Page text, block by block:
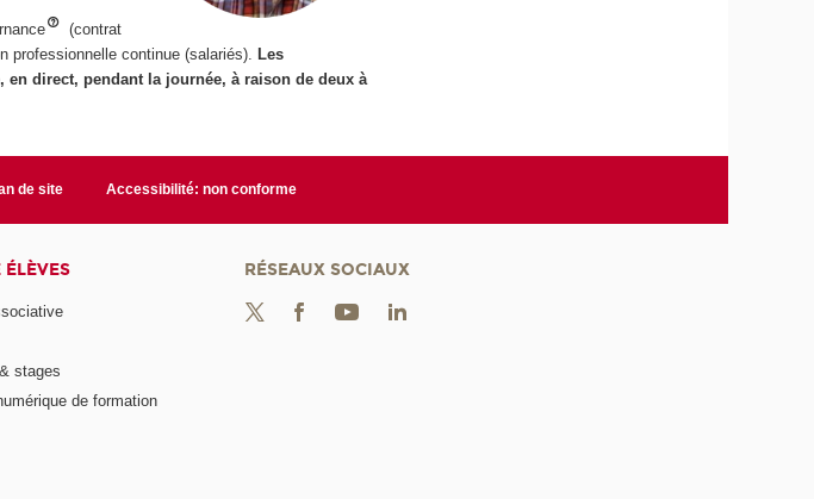
(contrat
professionnelle continue (salariés). Les
direct, pendant la journée, à raison de deux à
de site Accessibilité: non conforme
ÉLÈVES
stages
de formation
RÉSEAUX SOCIAUX